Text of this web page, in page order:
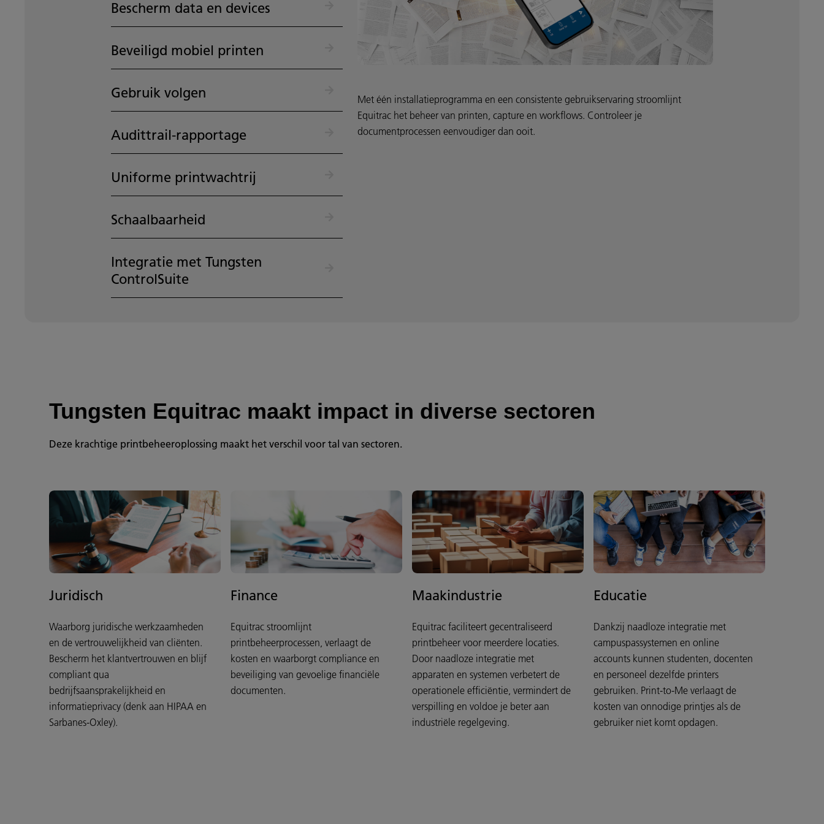
Bescherm data en devices
Beveiligd mobiel printen
Gebruik volgen
Audittrail-rapportage
Uniforme printwachtrij
Schaalbaarheid
Integratie met Tungsten
ControlSuite
Met één installatieprogramma en een consistente gebruikservaring stroomlijnt
Equitrac het beheer van printen, capture en workflows. Controleer je
documentprocessen eenvoudiger dan ooit.
Tungsten Equitrac maakt impact in diverse sectoren
Deze krachtige printbeheeroplossing maakt het verschil voor tal van sectoren.
Juridisch
Waarborg juridische werkzaamheden
en de vertrouwelijkheid van cliënten.
Bescherm het klantvertrouwen en blijf
compliant qua
bedrijfsaansprakelijkheid en
informatieprivacy (denk aan HIPAA en
Sarbanes-Oxley).
Finance
Equitrac stroomlijnt
printbeheerprocessen, verlaagt de
kosten en waarborgt compliance en
beveiliging van gevoelige financiële
documenten.
Maakindustrie
Equitrac faciliteert gecentraliseerd
printbeheer voor meerdere locaties.
Door naadloze integratie met
apparaten en systemen verbetert de
operationele efficiëntie, vermindert de
verspilling en voldoe je beter aan
industriële regelgeving.
Educatie
Dankzij naadloze integratie met
campuspassystemen en online
accounts kunnen studenten, docenten
en personeel dezelfde printers
gebruiken. Print-to-Me verlaagt de
kosten van onnodige printjes als de
gebruiker niet komt opdagen.